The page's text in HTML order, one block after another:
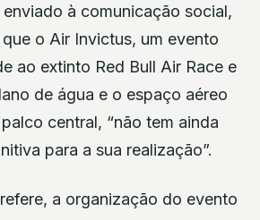
à comunicação social,
o Air Invictus, um evento
ao extinto Red Bull Air Race e
de água e o espaço aéreo
central, “não tem ainda
para a sua realização”.
a organização do evento